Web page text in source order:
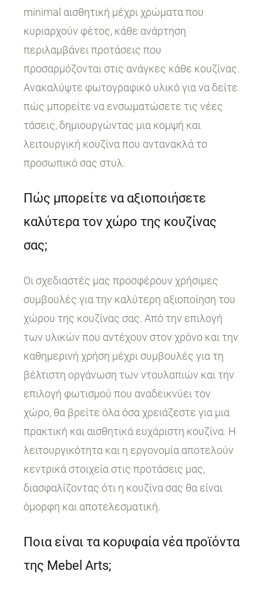
minimal αισθητική μέχρι χρώματα που
κυριαρχούν φέτος, κάθε ανάρτηση
περιλαμβάνει προτάσεις που
προσαρμόζονται στις ανάγκες κάθε κουζίνας.
Ανακαλύψτε φωτογραφικό υλικό για να δείτε
πώς μπορείτε να ενσωματώσετε τις νέες
τάσεις, δημιουργώντας μια κομψή και
λειτουργική κουζίνα που αντανακλά το
προσωπικό σας στυλ.
Πώς μπορείτε να αξιοποιήσετε
καλύτερα τον χώρο της κουζίνας
σας;
Οι σχεδιαστές μας προσφέρουν χρήσιμες
συμβουλές για την καλύτερη αξιοποίηση του
χώρου της κουζίνας σας. Από την επιλογή
των υλικών που αντέχουν στον χρόνο και την
καθημερινή χρήση μέχρι συμβουλές για τη
βέλτιστη οργάνωση των ντουλαπιών και την
επιλογή φωτισμού που αναδεικνύει τον
χώρο, θα βρείτε όλα όσα χρειάζεστε για μια
πρακτική και αισθητικά ευχάριστη κουζίνα. Η
λειτουργικότητα και η εργονομία αποτελούν
κεντρικά στοιχεία στις προτάσεις μας,
διασφαλίζοντας ότι η κουζίνα σας θα είναι
όμορφη και αποτελεσματική.
Ποια είναι τα κορυφαία νέα προϊόντα
της Mebel Arts;